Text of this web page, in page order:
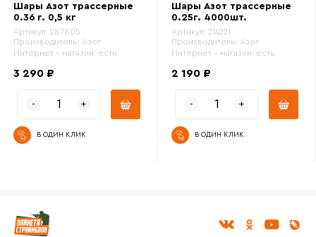
Шары Азот трассерные
0.36 г. 0,5 кг
Артикул: 287805
Производитель: Азот
Интернет - магазин: есть
3 290 ₽
В ОДИН КЛИК
Шары Азот трассерные
0.25г. 4000шт.
Артикул: 214221
Производитель: Азот
Интернет - магазин: есть
2 190 ₽
В ОДИН КЛИК